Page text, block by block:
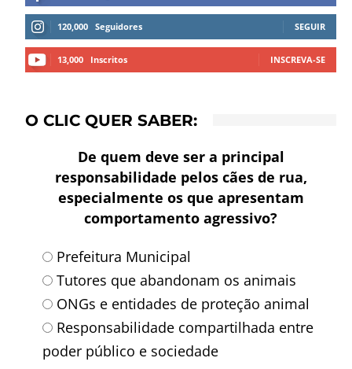
120,000 Seguidores SEGUIR
13,000 Inscritos INSCREVA-SE
O CLIC QUER SABER:
De quem deve ser a principal
responsabilidade pelos cães de rua,
especialmente os que apresentam
comportamento agressivo?
Prefeitura Municipal
Tutores que abandonam os animais
ONGs e entidades de proteção animal
Responsabilidade compartilhada entre
poder público e sociedade